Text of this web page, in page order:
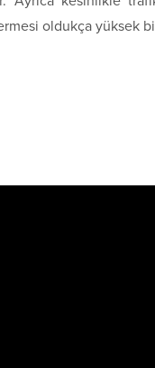
oldukça yüksek